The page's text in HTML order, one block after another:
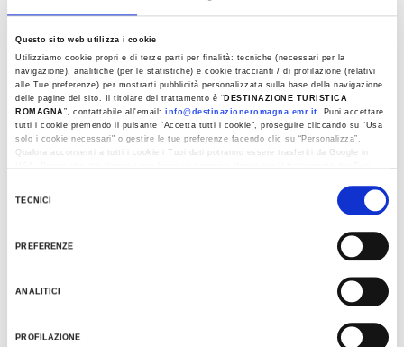
Questo sito web utilizza i cookie
Utilizziamo cookie propri e di terze parti per finalità: tecniche (necessari per la
navigazione), analitiche (per le statistiche) e cookie traccianti / di profilazione (relativi
alle Tue preferenze) per mostrarti pubblicità personalizzata sulla base della navigazione
delle pagine del sito. Il titolare del trattamento è “ DESTINAZIONE TURISTICA
ROMAGNA”, contattabile all'email:info@destinazioneromagna.emr.it. Puoi accettare
tutti i cookie premendo il pulsante “Accetta tutti i cookie”, proseguire cliccando su “Usa
solo i cookie necessari" o gestire le tue preferenze facendo clic su “Personalizza”.
Qualora acconsenti a tutti i cookie i Tuoi dati potranno essere trasferiti da Google in
TECNICI
PREFERENZE
ANALITICI
PROFILAZIONE
DETAILS
PLACE
CARONTE TOUR: e-BIKE + Boot nach Ridracoli
0543917912